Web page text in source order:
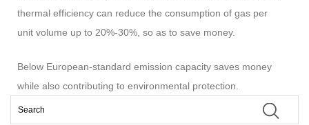
thermal efficiency can reduce the consumption of gas per
unit volume up to 20%-30%, so as to save money.
Below European-standard emission capacity saves money
while also contributing to environmental protection.